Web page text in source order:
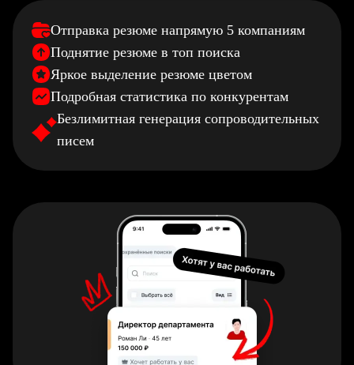
Отправка резюме напрямую 5 компаниям
Поднятие резюме в топ поиска
Яркое выделение резюме цветом
Подробная статистика по конкурентам
Безлимитная генерация сопроводительных
писем